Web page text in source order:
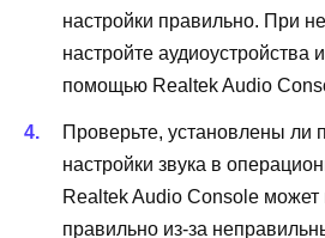
настройки правильно. При
настройте аудиоустройства
помощью Realtek Audio
Проверьте, установлены ли
настройки звука в
Realtek Audio Console может
правильно из-за